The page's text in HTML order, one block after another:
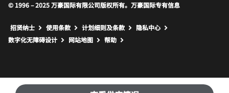
© 1996 – 2025 万豪国际有限公司版权所有。万豪国际专有信息
招贤纳士 使用条款 计划细则及条款
隐私中心
数字化无障碍设计
网站地图 打开新窗口
帮助